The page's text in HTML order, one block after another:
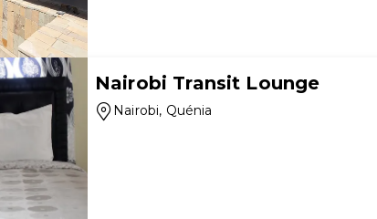
Nairobi Transit Lounge
Nairobi, Quénia